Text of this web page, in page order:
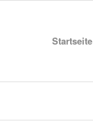
Startseite